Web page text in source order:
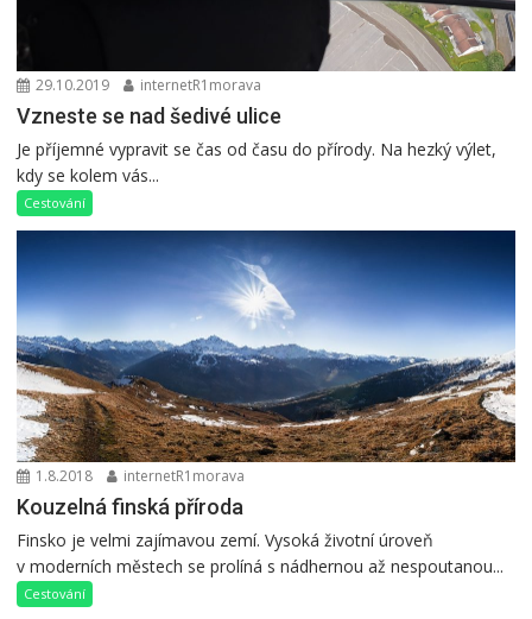
29.10.2019 internetR1morava
Vzneste se nad šedivé ulice
Je příjemné vypravit se čas od času do přírody. Na hezký výlet,
kdy se kolem vás...
Cestování
1.8.2018 internetR1morava
Kouzelná finská příroda
Finsko je velmi zajímavou zemí. Vysoká životní úroveň
v moderních městech se prolíná s nádhernou až nespoutanou...
Cestování